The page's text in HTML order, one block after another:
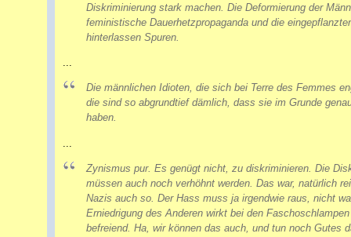
Diskriminierung stark machen. Die Deformierung der
feministische Dauerhetzpropaganda und die
hinterlassen Spuren.
...
Die männlichen Idioten, die sich bei Terre des Femmes
die sind so abgrundtief dämlich, dass sie im Grunde
haben.
Zynismus pur. Es genügt nicht, zu diskriminieren. Die
müssen auch noch verhöhnt werden. Das war, natürlich
Nazis auch so. Der Hass muss ja irgendwie raus, nicht
Erniedrigung des Anderen wirkt bei den
befreiend. Ha, wir können das auch, und tun noch Gutes